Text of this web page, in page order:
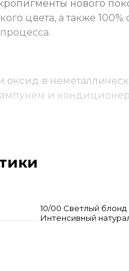
нового
цвета, а также
оксид в
и
+ оксид 1,5% (1:1).
уровней - 4 г. Расчет
10/00 Светлый блонд
Интенсивный